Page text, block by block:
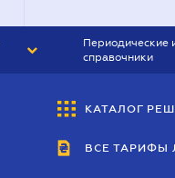
Периодические
справочники
ВЕСТНИК
КАТАЛОГ
ВСЕ ТАРИФЫ